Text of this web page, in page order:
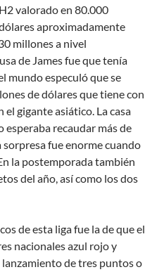
valorado en 80.000
aproximadamente
millones a nivel
de James fue que tenía
mundo especuló que se
de dólares que tiene con
gigante asiático. La casa
esperaba recaudar más de
fue enorme cuando
la postemporada también
del año, así como los dos
de esta liga fue la de que el
nacionales azul rojo y
lanzamiento de tres puntos o